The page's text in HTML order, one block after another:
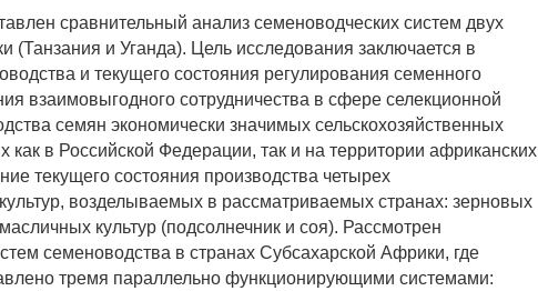
сравнительный анализ семеноводческих систем двух
(Танзания и Уганда). Цель исследования заключается в
и текущего состояния регулирования семенного
взаимовыгодного сотрудничества в сфере селекционной
семян экономически значимых сельскохозяйственных
как в Российской Федерации, так и на территории африканских
текущего состояния производства четырех
возделываемых в рассматриваемых странах: зерновых
культур (подсолнечник и соя). Рассмотрен
семеноводства в странах Субсахарской Африки, где
тремя параллельно функционирующими системами: